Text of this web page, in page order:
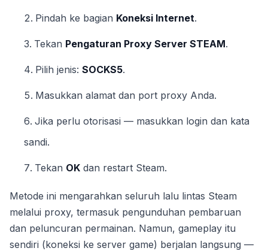
Pindah ke bagian Koneksi Internet.
Tekan Pengaturan Proxy Server STEAM.
Pilih jenis: SOCKS5.
Masukkan alamat dan port proxy Anda.
Jika perlu otorisasi — masukkan login dan kata
sandi.
Tekan OK dan restart Steam.
Metode ini mengarahkan seluruh lalu lintas Steam
melalui proxy, termasuk pengunduhan pembaruan
dan peluncuran permainan. Namun, gameplay itu
sendiri (koneksi ke server game) berjalan langsung —